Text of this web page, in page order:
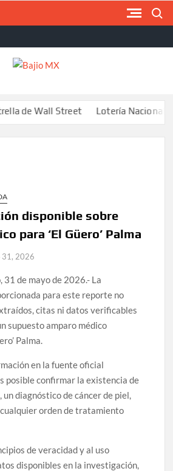
Wall Street Lotería Nacional emite
disponible sobre
para ‘El Güero’ Palma
31, 2026
31 de mayo de 2026.- La
para este reporte no
citas ni datos verificables
supuesto amparo médico
Palma.
en la fuente oficial
posible confirmar la existencia de
diagnóstico de cáncer de piel,
orden de tratamiento
de veracidad y al uso
disponibles en la investigación,